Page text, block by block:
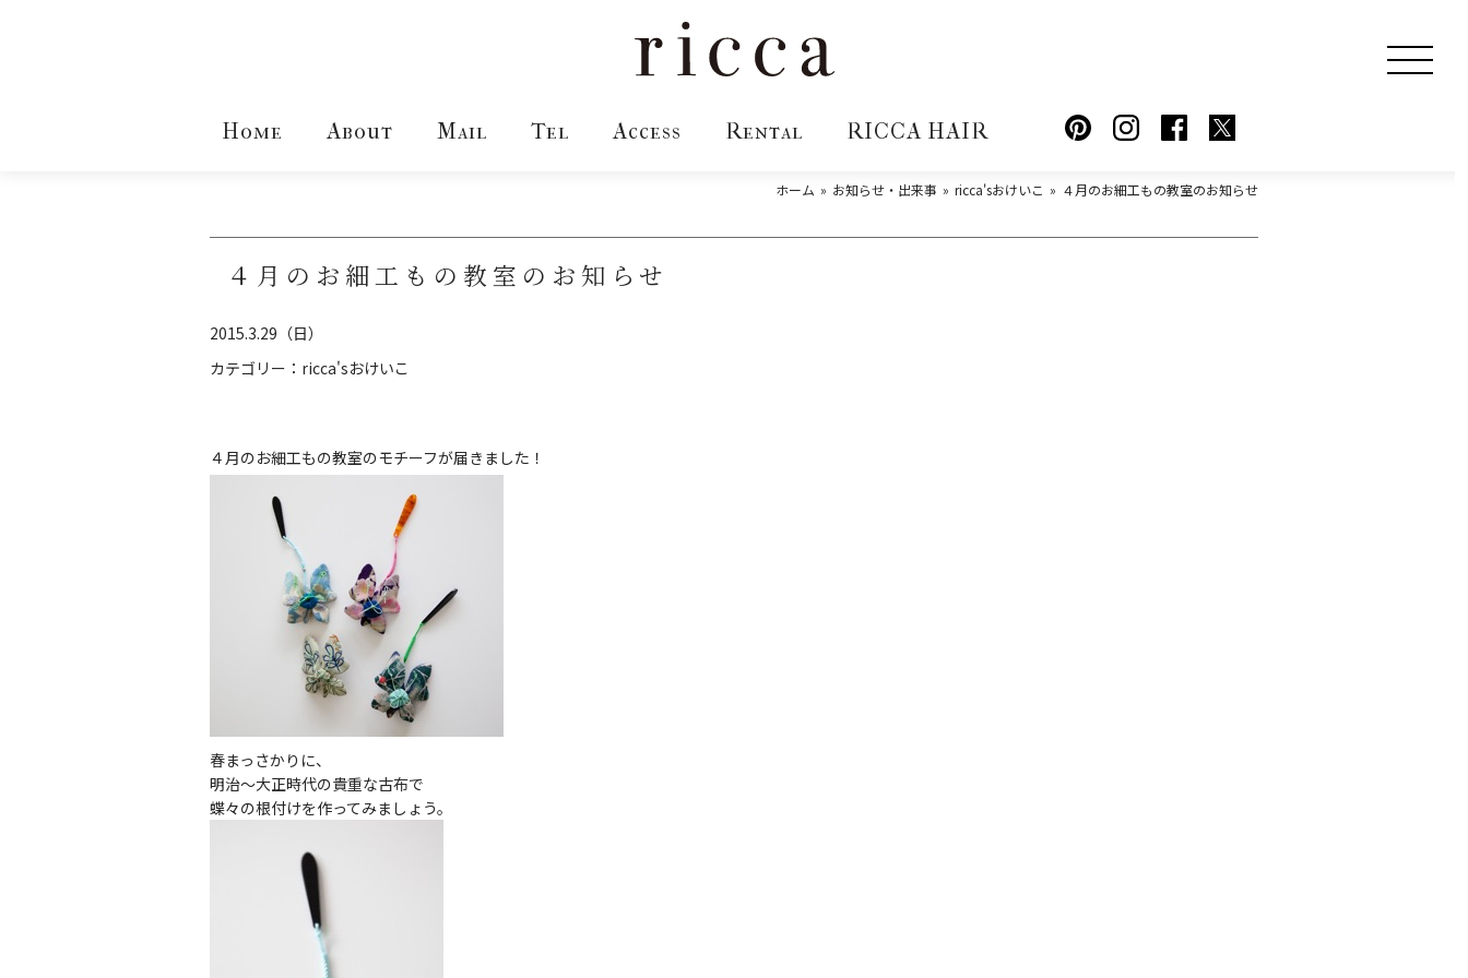
Home About Mail Tel Access Rental RICCA HAIR
ホーム お知らせ・出来事 ricca'sおけいこ ４月のお細工もの教室のお知らせ
４月のお細工もの教室のお知らせ
2015.3.29（日）
カテゴリー： ricca'sおけいこ
４月のお細工もの教室のモチーフが届きました！
春まっさかりに、
明治〜大正時代の貴重な古布で
蝶々の根付けを作ってみましょう。